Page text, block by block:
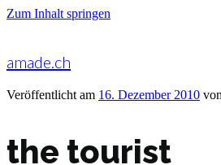
Zum Inhalt springen
amade.ch
Veröffentlicht am 16. Dezember 2010 von
the tourist